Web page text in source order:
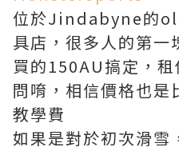
位於Jindabyne的
具店，很多人的第一
買的150AU搞定，
問唷，相信價格也是
教學費
如果是對於初次滑雪